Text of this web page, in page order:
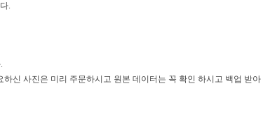
.
신 사진은 미리 주문하시고 원본 데이터는 꼭 확인 하시고 백업 받